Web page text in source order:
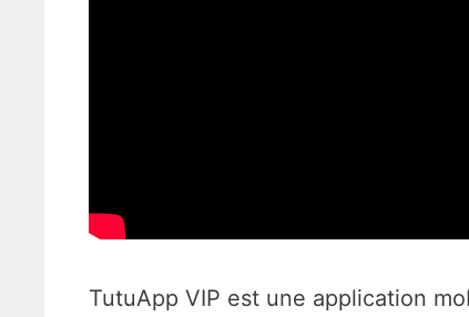
TutuApp VIP est une application